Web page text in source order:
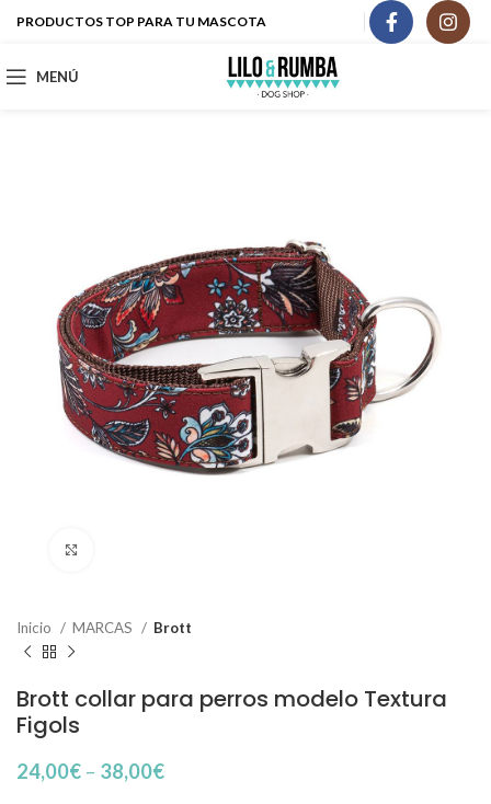
PRODUCTOS TOP PARA TU MASCOTA
MENÚ
Inicio MARCAS Brott
Brott collar para perros modelo Textura
Figols
24,00€ – 38,00€